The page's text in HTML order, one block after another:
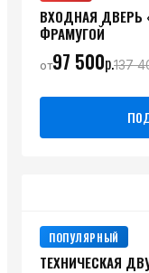
ВХОДНАЯ ДВЕРЬ
ФРАМУГОЙ
от97 500р.137
ПОПУЛЯРНЫЙ
ТЕХНИЧЕСКАЯ